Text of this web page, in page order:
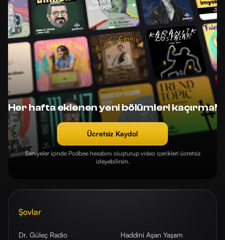
Her hafta eklenen yeni bölümleri kaçırma!
Ücretsiz Kaydol
Saniyeler içinde Podbee hesabını oluşturup video içerikleri ücretsiz
izleyebilirsin.
Şovlar
Dr. Güleç Radio
Haddini Aşan Yaşam